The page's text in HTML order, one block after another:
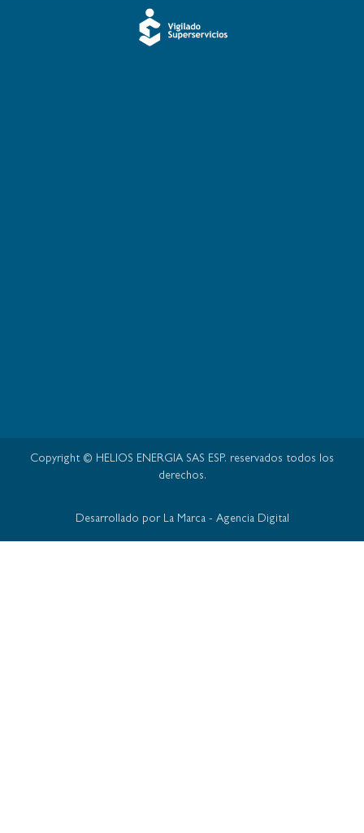
Copyright © HELIOS ENERGIA SAS ESP. reservados todos los
derechos.
Desarrollado por La Marca - Agencia Digital